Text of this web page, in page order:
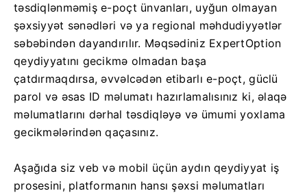
təsdiqlənməmiş e-poçt ünvanları, uyğun olmayan
şəxsiyyət sənədləri və ya regional məhdudiyyətlər
səbəbindən dayandırılır. Məqsədiniz ExpertOption
qeydiyyatını gecikmə olmadan başa
çatdırmaqdırsa, əvvəlcədən etibarlı e-poçt, güclü
parol və əsas ID məlumatı hazırlamalısınız ki, əlaqə
məlumatlarını dərhal təsdiqləyə və ümumi yoxlama
gecikmələrindən qaçasınız.
Aşağıda siz veb və mobil üçün aydın qeydiyyat iş
prosesini, platformanın hansı şəxsi məlumatları